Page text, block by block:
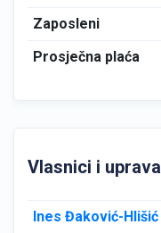
Zaposleni
Prosječna plaća
Vlasnici i uprava
Ines Đaković-Hlišić